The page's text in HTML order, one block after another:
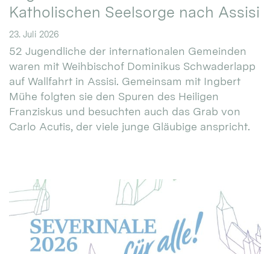
Katholischen Seelsorge nach Assisi
23. Juli 2026
52 Jugendliche der internationalen Gemeinden
waren mit Weihbischof Dominikus Schwaderlapp
auf Wallfahrt in Assisi. Gemeinsam mit Ingbert
Mühe folgten sie den Spuren des Heiligen
Franziskus und besuchten auch das Grab von
Carlo Acutis, der viele junge Gläubige anspricht.